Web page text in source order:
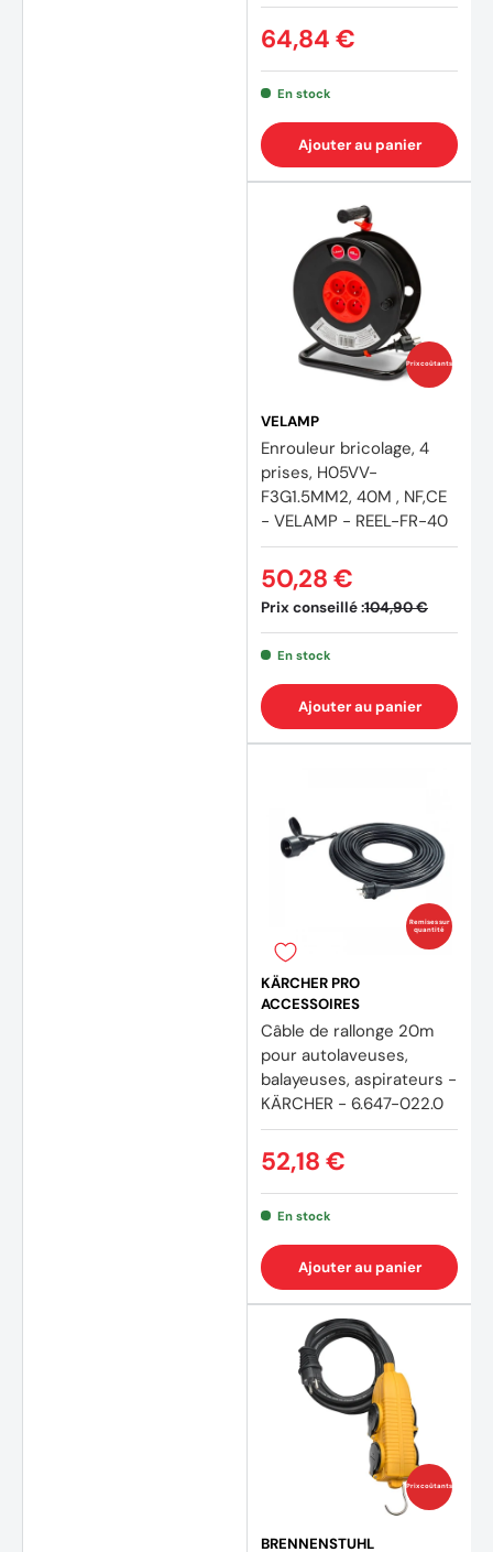
64,84 €
En stock
Ajouter au panier
Prix coûtants
VELAMP
Enrouleur bricolage, 4
prises, H05VV-
F3G1.5MM2, 40M , NF,CE
- VELAMP - REEL-FR-40
Prix conseillé :104,90 €
50,28 €
En stock
Ajouter au panier
Remises sur
quantité
KÄRCHER PRO
ACCESSOIRES
Câble de rallonge 20m
pour autolaveuses,
balayeuses, aspirateurs -
KÄRCHER - 6.647-022.0
52,18 €
En stock
Ajouter au panier
Prix coûtants
BRENNENSTUHL